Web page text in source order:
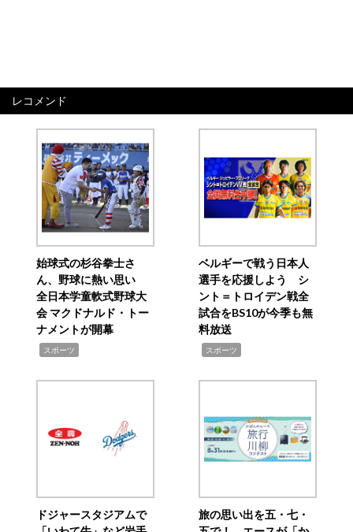
レコメンド
始球式の杉谷拳士さ
ん、野球に熱い思い
全日本学童軟式野球大
会 マクドナルド・トー
ナメントが開幕
スポーツ
ベルギーで戦う日本人
選手を応援しよう シ
ント＝トロイデン戦全
試合をBS10が今季も無
料放送
スポーツ
ドジャースタジアムで
旅の思い出を五・七・